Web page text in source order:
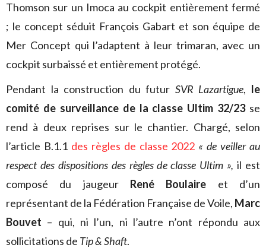
Thomson sur un Imoca au cockpit entièrement fermé
; le concept séduit François Gabart et son équipe de
Mer Concept qui l’adaptent à leur trimaran, avec un
cockpit surbaissé et entièrement protégé.
Pendant la construction du futur SVR Lazartigue, le
comité de surveillance de la classe Ultim 32/23se
rend à deux reprises sur le chantier. Chargé, selon
l’article B.1.1 des règles de classe 2022 «de veiller au
respect des dispositions des règles de classe Ultim »,il est
composé du jaugeur René Boulaire et d’un
représentant de la Fédération Française de Voile, Marc
Bouvet – qui, ni l’un, ni l’autre n’ont répondu aux
sollicitations de Tip & Shaft.